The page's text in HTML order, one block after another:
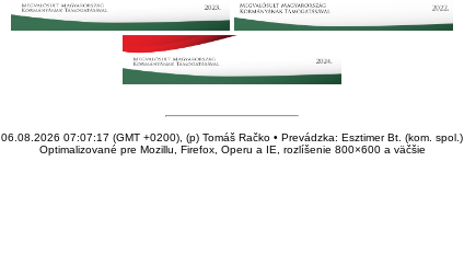
06.08.2026 07:07:17 (GMT +0200), (p) Tomáš Račko • Prevádzka: Esztimer Bt. (kom. spol.)
Optimalizované pre Mozillu, Firefox, Operu a IE, rozlíšenie 800×600 a väčšie